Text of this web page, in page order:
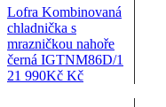
Lofra Kombinovaná
chladnička s
mrazničkou nahoře
černá IGTNM86D/1
21 990Kč Kč